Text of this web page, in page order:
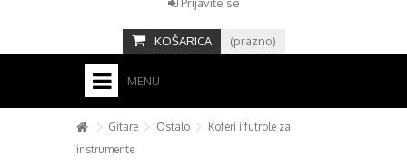
KOŠARICA (prazno)
MENU
HOME Gitare Ostalo
Koferi i futrole za
instrumente